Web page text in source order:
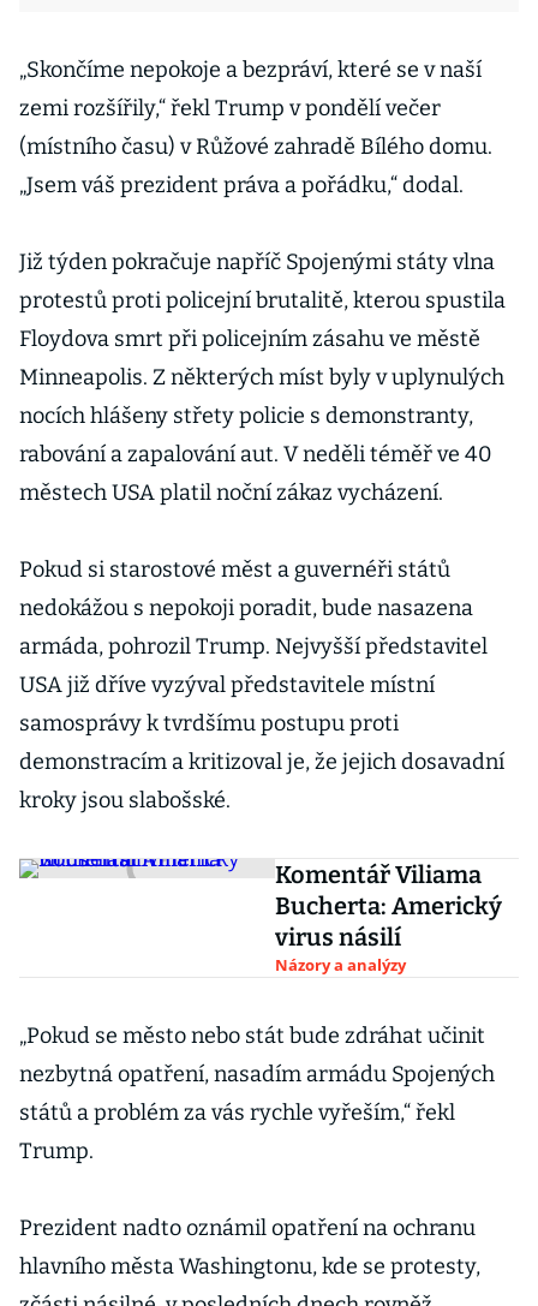
„Skončíme nepokoje a bezpráví, které se v naší
zemi rozšířily,“ řekl Trump v pondělí večer
(místního času) v Růžové zahradě Bílého domu.
„Jsem váš prezident práva a pořádku,“ dodal.
Již týden pokračuje napříč Spojenými státy vlna
protestů proti policejní brutalitě, kterou spustila
Floydova smrt při policejním zásahu ve městě
Minneapolis. Z některých míst byly v uplynulých
nocích hlášeny střety policie s demonstranty,
rabování a zapalování aut. V neděli téměř ve 40
městech USA platil noční zákaz vycházení.
Pokud si starostové měst a guvernéři států
nedokážou s nepokoji poradit, bude nasazena
armáda, pohrozil Trump. Nejvyšší představitel
USA již dříve vyzýval představitele místní
samosprávy k tvrdšímu postupu proti
demonstracím a kritizoval je, že jejich dosavadní
kroky jsou slabošské.
Komentář Viliama
Bucherta: Americký
virus násilí
Názory a analýzy
„Pokud se město nebo stát bude zdráhat učinit
nezbytná opatření, nasadím armádu Spojených
států a problém za vás rychle vyřeším,“ řekl
Trump.
Prezident nadto oznámil opatření na ochranu
hlavního města Washingtonu, kde se protesty,